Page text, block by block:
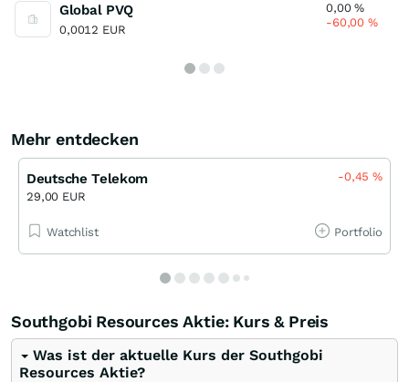
Global PVQ
0,0012 EUR
0,00%
-60,00%
Mehr entdecken
Deutsche Telekom
29,00 EUR
-0,45%
Watchlist Portfolio
Southgobi Resources Aktie: Kurs & Preis
Was ist der aktuelle Kurs der Southgobi
Resources Aktie?